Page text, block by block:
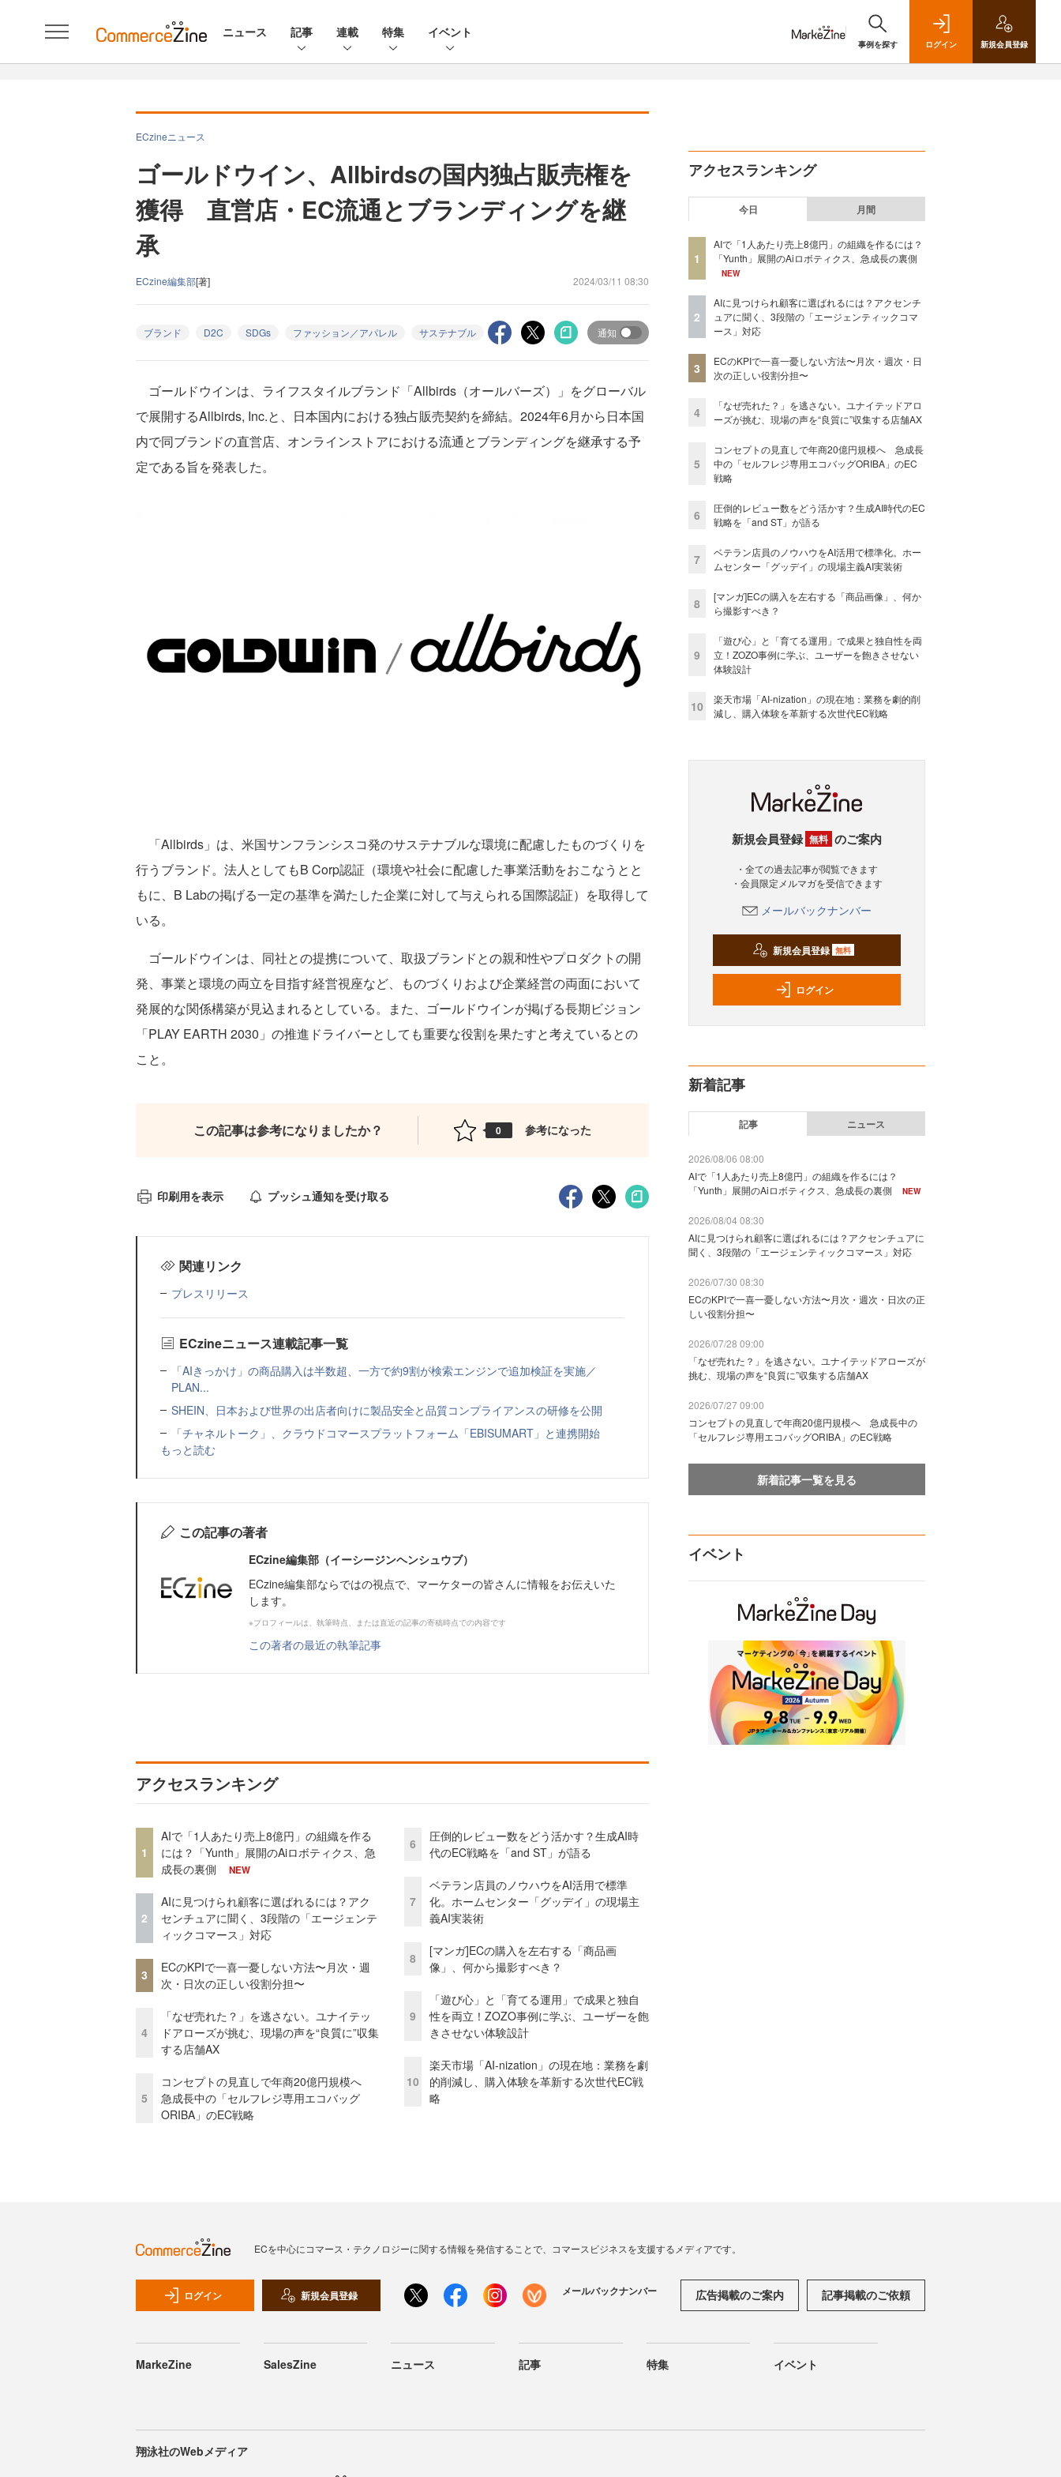
ニュース 記事 連載 特集 イベント
事例を探す ログイン 新規会員登録
ECzineニュース
ゴールドウイン、Allbirdsの国内独占販売権を
獲得 直営店・EC流通とブランディングを継
承
ECzine編集部[著] 2024/03/11 08:30
ブランド D2C SDGs ファッション／アパレル サステナブル 通知
ゴールドウインは、ライフスタイルブランド「Allbirds（オールバーズ）」をグローバル
で展開するAllbirds, Inc.と、日本国内における独占販売契約を締結。2024年6月から日本国
内で同ブランドの直営店、オンラインストアにおける流通とブランディングを継承する予
定である旨を発表した。
「Allbirds」は、米国サンフランシスコ発のサステナブルな環境に配慮したものづくりを
行うブランド。法人としてもB Corp認証（環境や社会に配慮した事業活動をおこなうとと
もに、B Labの掲げる一定の基準を満たした企業に対して与えられる国際認証）を取得して
いる。
ゴールドウインは、同社との提携について、取扱ブランドとの親和性やプロダクトの開
発、事業と環境の両立を目指す経営視座など、ものづくりおよび企業経営の両面において
発展的な関係構築が見込まれるとしている。また、ゴールドウインが掲げる長期ビジョン
「PLAY EARTH 2030」の推進ドライバーとしても重要な役割を果たすと考えているとの
こと。
この記事は参考になりましたか？ 0 参考になった
印刷用を表示 プッシュ通知を受け取る
関連リンク
プレスリリース
ECzineニュース連載記事一覧
「AIきっかけ」の商品購入は半数超、一方で約9割が検索エンジンで追加検証を実施／
PLAN...
SHEIN、日本および世界の出店者向けに製品安全と品質コンプライアンスの研修を公開
「チャネルトーク」、クラウドコマースプラットフォーム「EBISUMART」と連携開始
もっと読む
この記事の著者
ECzine編集部（イーシージンヘンシュウブ）
ECzine編集部ならではの視点で、マーケターの皆さんに情報をお伝えいた
します。
※プロフィールは、執筆時点、または直近の記事の寄稿時点での内容です
この著者の最近の執筆記事
アクセスランキング
1
AIで「1人あたり売上8億円」の組織を作る
には？「Yunth」展開のAiロボティクス、急
成長の裏側
NEW
2
AIに見つけられ顧客に選ばれるには？アク
センチュアに聞く、3段階の「エージェンテ
ィックコマース」対応
3
ECのKPIで一喜一憂しない方法〜月次・週
次・日次の正しい役割分担〜
4
「なぜ売れた？」を逃さない。ユナイテッ
ドアローズが挑む、現場の声を“良質に”収集
する店舗AX
5
コンセプトの見直しで年商20億円規模へ
急成長中の「セルフレジ専用エコバッグ
ORIBA」のEC戦略
6
圧倒的レビュー数をどう活かす？生成AI時
代のEC戦略を「and ST」が語る
7
ベテラン店員のノウハウをAI活用で標準
化。ホームセンター「グッデイ」の現場主
義AI実装術
8
[マンガ]ECの購入を左右する「商品画
像」、何から撮影すべき？
9
「遊び心」と「育てる運用」で成果と独自
性を両立！ZOZO事例に学ぶ、ユーザーを飽
きさせない体験設計
10
楽天市場「AI-nization」の現在地：業務を劇
的削減し、購入体験を革新する次世代EC戦
略
アクセスランキング
今日 月間
1
AIで「1人あたり売上8億円」の組織を作るには？
「Yunth」展開のAiロボティクス、急成長の裏側
NEW
2
AIに見つけられ顧客に選ばれるには？アクセンチ
ュアに聞く、3段階の「エージェンティックコマ
ース」対応
3
ECのKPIで一喜一憂しない方法〜月次・週次・日
次の正しい役割分担〜
4
「なぜ売れた？」を逃さない。ユナイテッドアロ
ーズが挑む、現場の声を“良質に”収集する店舗AX
5
コンセプトの見直しで年商20億円規模へ 急成長
中の「セルフレジ専用エコバッグORIBA」のEC
戦略
6
圧倒的レビュー数をどう活かす？生成AI時代のEC
戦略を「and ST」が語る
7
ベテラン店員のノウハウをAI活用で標準化。ホー
ムセンター「グッデイ」の現場主義AI実装術
8
[マンガ]ECの購入を左右する「商品画像」、何か
ら撮影すべき？
9
「遊び心」と「育てる運用」で成果と独自性を両
立！ZOZO事例に学ぶ、ユーザーを飽きさせない
体験設計
10
楽天市場「AI-nization」の現在地：業務を劇的削
減し、購入体験を革新する次世代EC戦略
新規会員登録 無料 のご案内
・全ての過去記事が閲覧できます
・会員限定メルマガを受信できます
メールバックナンバー
新規会員登録 無料
ログイン
新着記事
記事 ニュース
2026/08/06 08:00
AIで「1人あたり売上8億円」の組織を作るには？
「Yunth」展開のAiロボティクス、急成長の裏側
NEW
2026/08/04 08:30
AIに見つけられ顧客に選ばれるには？アクセンチュアに
聞く、3段階の「エージェンティックコマース」対応
2026/07/30 08:30
ECのKPIで一喜一憂しない方法〜月次・週次・日次の正
しい役割分担〜
2026/07/28 09:00
「なぜ売れた？」を逃さない。ユナイテッドアローズが
挑む、現場の声を“良質に”収集する店舗AX
2026/07/27 09:00
コンセプトの見直しで年商20億円規模へ 急成長中の
「セルフレジ専用エコバッグORIBA」のEC戦略
新着記事一覧を見る
イベント
ECを中心にコマース・テクノロジーに関する情報を発信することで、コマースビジネスを支援するメディアです。
ログイン 新規会員登録 メールバックナンバー 広告掲載のご案内 記事掲載のご依頼
MarkeZine SalesZine ニュース 記事 特集 イベント
翔泳社のWebメディア